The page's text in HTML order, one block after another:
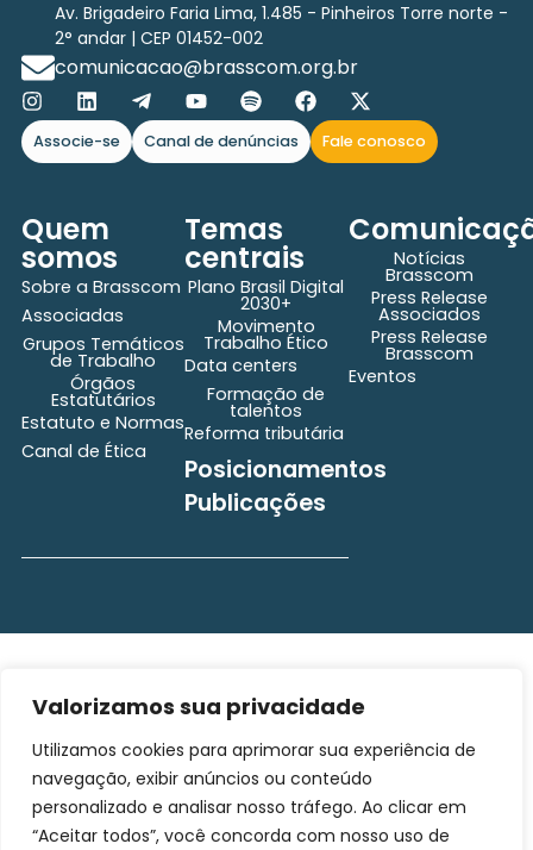
Valorizamos sua privacidade
Utilizamos cookies para aprimorar sua experiência de
navegação, exibir anúncios ou conteúdo
personalizado e analisar nosso tráfego. Ao clicar em
“Aceitar todos”, você concorda com nosso uso de
Av. Brigadeiro Faria Lima, 1.485 - Pinheiros Torre norte -
2° andar | CEP 01452-002
comunicacao@brasscom.org.br
Associe-se Canal de denúncias Fale conosco
Quem
somos
Sobre a Brasscom
Associadas
Grupos Temáticos
de Trabalho
Órgãos
Estatutários
Estatuto e Normas
Canal de Ética
Temas
centrais
Plano Brasil Digital
2030+
Movimento
Trabalho Ético
Data centers
Formação de
talentos
Reforma tributária
Posicionamentos
Publicações
Notícias
Brasscom
Press Release
Associados
Press Release
Brasscom
Eventos
reservados ©2025
Orgulhosamente
desenvolvido por
Digital
e Normas